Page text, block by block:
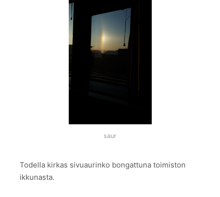
saur
Todella kirkas sivuaurinko bongattuna toimiston
ikkunasta.